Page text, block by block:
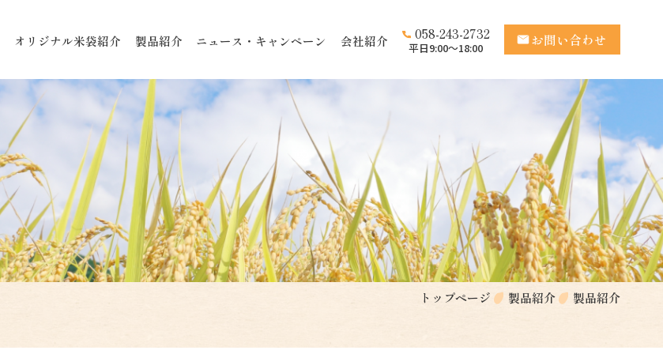
オリジナル米袋紹介 製品紹介 ニュース・キャンペーン 会社紹介 058-243-2732
平日9:00〜18:00 お問い合わせ
トップページ 製品紹介 製品紹介